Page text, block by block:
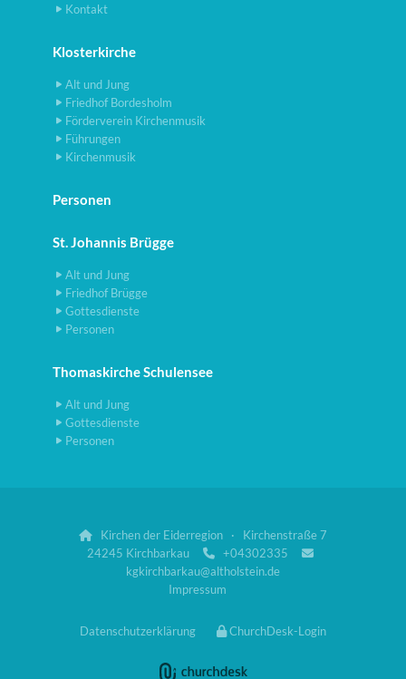
Kontakt
Klosterkirche
Alt und Jung
Friedhof Bordesholm
Förderverein Kirchenmusik
Führungen
Kirchenmusik
Personen
St. Johannis Brügge
Alt und Jung
Friedhof Brügge
Gottesdienste
Personen
Thomaskirche Schulensee
Alt und Jung
Gottesdienste
Personen

Kirchen der Eiderregion · Kirchenstraße 7
24245 Kirchbarkau
 +04302335 
kgkirchbarkau@altholstein.de
Impressum
Datenschutzerklärung ChurchDesk-Login